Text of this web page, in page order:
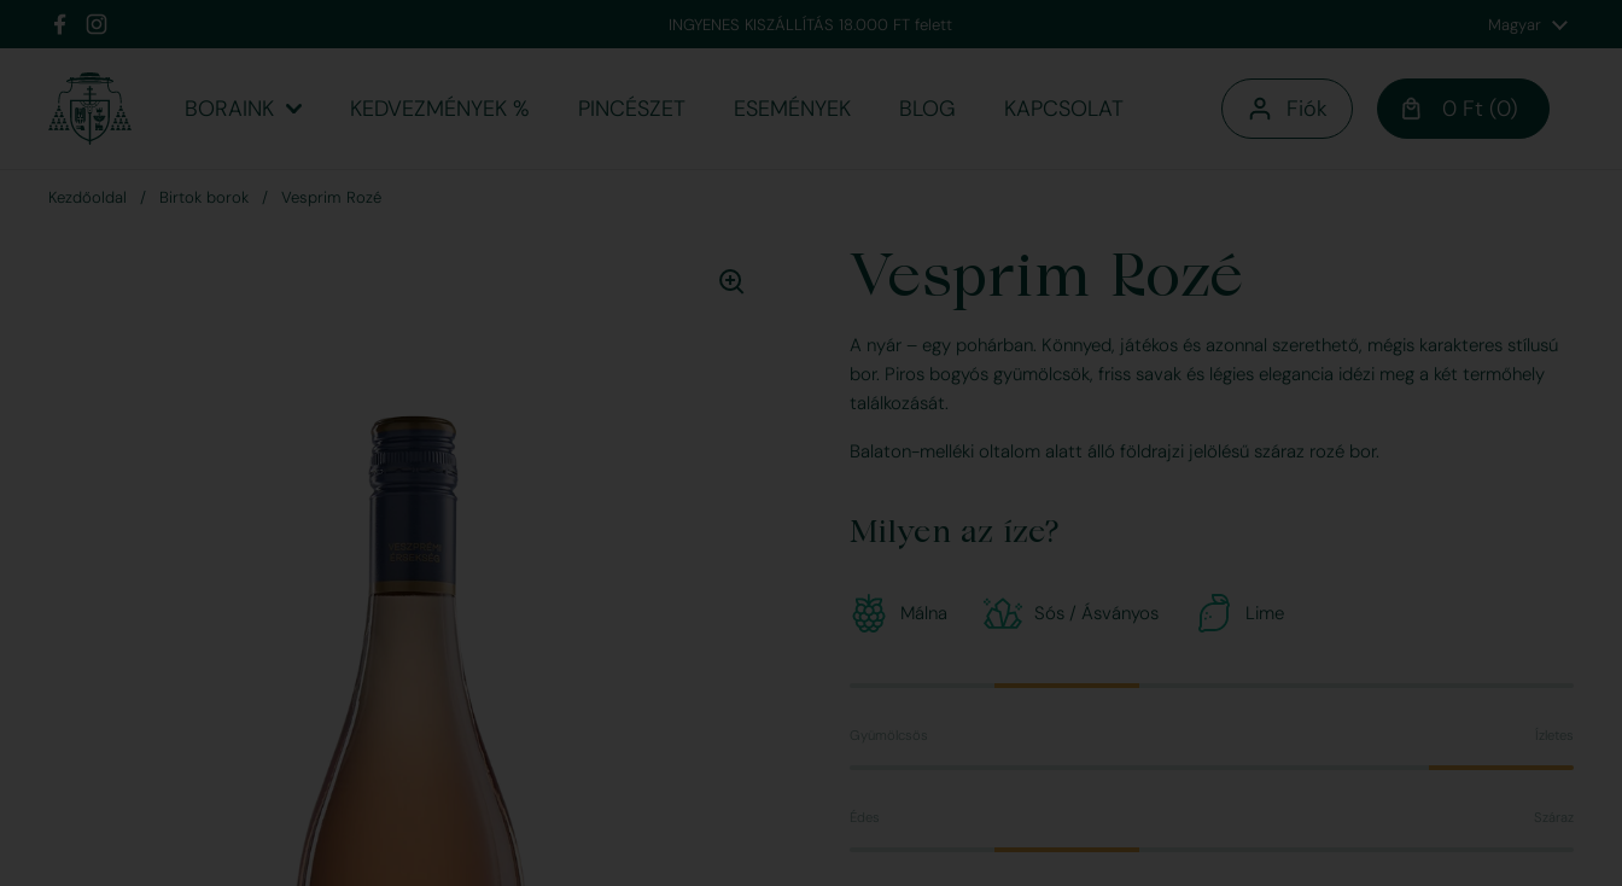
Ugrás a tartalomhoz
FacebookInstagram
INGYENES KISZÁLLÍTÁS 18.000 FT felett Nyelv
Magyar
BORAINK KEDVEZMÉNYEK % PINCÉSZET ESEMÉNYEK BLOG KAPCSOLAT Fiók Kosár megnyitása
Bevásárlókosár
0 Ft 0
termék a
Kezdőoldal / Birtok borok / Vesprim Rozé
Vesprim Rozé
A nyár – egy pohárban. Könnyed, játékos és azonnal szerethető, mégis karakteres stílusú
bor. Piros bogyós gyümölcsök, friss savak és légies elegancia idézi meg a két termőhely
találkozását.
Balaton-melléki oltalom alatt álló földrajzi jelölésű száraz rozé bor.
Milyen az íze?
Málna Sós / Ásványos Lime
Édes